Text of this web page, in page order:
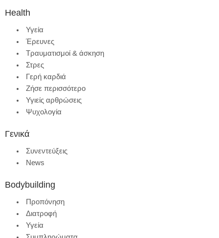
Health
Υγεία
Έρευνες
Τραυματισμοί & άσκηση
Στρες
Γερή καρδιά
Ζήσε περισσότερο
Υγιείς αρθρώσεις
Ψυχολογία
Γενικά
Συνεντεύξεις
News
Bodybuilding
Προπόνηση
Διατροφή
Υγεία